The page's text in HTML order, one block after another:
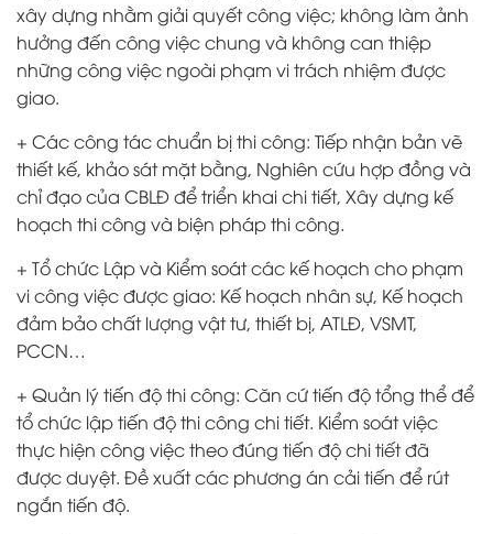
xây dựng nhằm giải quyết công việc; không làm ảnh
hưởng đến công việc chung và không can thiệp
những công việc ngoài phạm vi trách nhiệm được
giao.
+ Các công tác chuẩn bị thi công: Tiếp nhận bản vẽ
thiết kế, khảo sát mặt bằng, Nghiên cứu hợp đồng và
chỉ đạo của CBLĐ để triển khai chi tiết, Xây dựng kế
hoạch thi công và biện pháp thi công.
+ Tổ chức Lập và Kiểm soát các kế hoạch cho phạm
vi công việc được giao: Kế hoạch nhân sự, Kế hoạch
đảm bảo chất lượng vật tư, thiết bị, ATLĐ, VSMT,
PCCN…
+ Quản lý tiến độ thi công: Căn cứ tiến độ tổng thể để
tổ chức lập tiến độ thi công chi tiết. Kiểm soát việc
thực hiện công việc theo đúng tiến độ chi tiết đã
được duyệt. Đề xuất các phương án cải tiến để rút
ngắn tiến độ.